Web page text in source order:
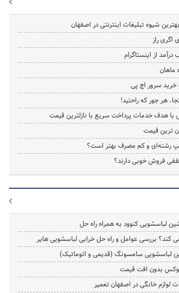
شیوه تبلیغات اینترنتی در اصفهان
اگری راز
از اینستاگرام
ماهان
هر جور که راحتید!
با هدف خدمات پرداخت سریع با نازلترین قیمت
ترین قیمت
رشته‌ای و کم مصرف بهتر است؟
فروش خوبی دارند؟
کند؟ بررسی عوامل و راه حل خرابی لباسشویی هایر
لباسشویی سامسونگ (قدیمی و اتوماتیک)
لوکس بدون افت قیمت